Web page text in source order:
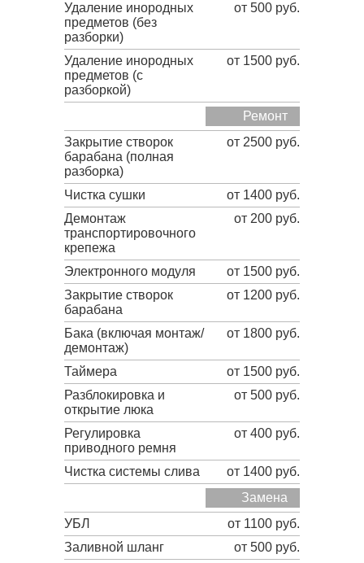
Удаление инородных
предметов (без
разборки)
от 500 руб.
Удаление инородных
предметов (с
разборкой)
от 1500 руб.
Ремонт
Закрытие створок
барабана (полная
разборка)
от 2500 руб.
Чистка сушки
от 1400 руб.
Демонтаж
транспортировочного
крепежа
от 200 руб.
Электронного модуля
от 1500 руб.
Закрытие створок
барабана
от 1200 руб.
Бака (включая монтаж/
демонтаж)
от 1800 руб.
Таймера
от 1500 руб.
Разблокировка и
открытие люка
от 500 руб.
Регулировка
приводного ремня
от 400 руб.
Чистка системы слива
от 1400 руб.
Замена
УБЛ
от 1100 руб.
Заливной шланг
от 500 руб.